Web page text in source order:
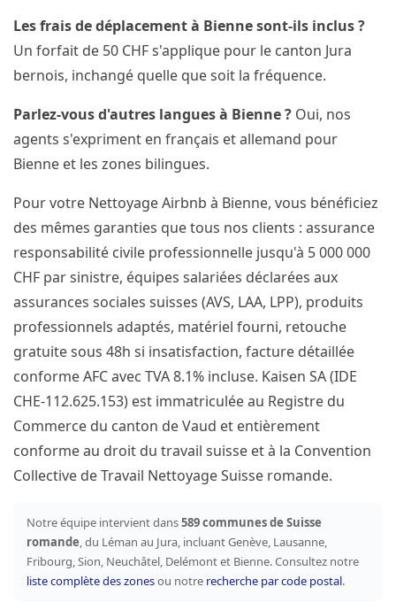
Les frais de déplacement à Bienne sont-ils inclus ?
Un forfait de 50 CHF s'applique pour le canton Jura
bernois, inchangé quelle que soit la fréquence.
Parlez-vous d'autres langues à Bienne ? Oui, nos
agents s'expriment en français et allemand pour
Bienne et les zones bilingues.
Pour votre Nettoyage Airbnb à Bienne, vous bénéficiez
des mêmes garanties que tous nos clients : assurance
responsabilité civile professionnelle jusqu'à 5 000 000
CHF par sinistre, équipes salariées déclarées aux
assurances sociales suisses (AVS, LAA, LPP), produits
professionnels adaptés, matériel fourni, retouche
gratuite sous 48h si insatisfaction, facture détaillée
conforme AFC avec TVA 8.1% incluse. Kaisen SA (IDE
CHE-112.625.153) est immatriculée au Registre du
Commerce du canton de Vaud et entièrement
conforme au droit du travail suisse et à la Convention
Collective de Travail Nettoyage Suisse romande.
Notre équipe intervient dans589 communes de Suisse
romande, du Léman au Jura, incluant Genève, Lausanne,
Fribourg, Sion, Neuchâtel, Delémont et Bienne. Consultez notre
liste complète des zonesou notre recherche par code postal.